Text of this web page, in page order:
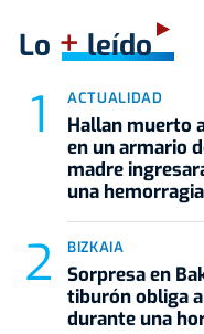
Lo +leído
ACTUALIDAD
Hallan muerto
en un armario
madre
una hemorragia
BIZKAIA
Sorpresa en
tiburón obliga
durante una